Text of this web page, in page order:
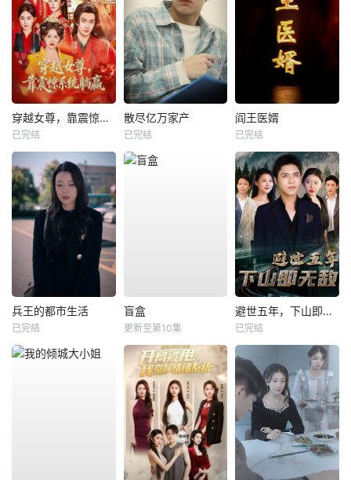
穿越女尊，靠震惊系统躺赢
已完结
散尽亿万家产
已完结
阎王医婿
已完结
兵王的都市生活
已完结
盲盒
更新至第10集
避世五年，下山即无敌
已完结